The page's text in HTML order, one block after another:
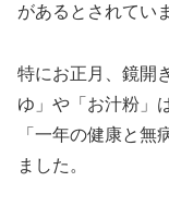
があるとされてい
特にお正月、鏡開
ゆ」や「お汁粉」
「一年の健康と無
ました。